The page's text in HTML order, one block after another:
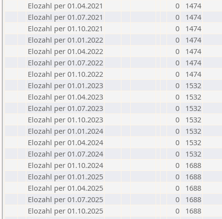
Elozahl per 01.04.2021
0
1474
Elozahl per 01.07.2021
0
1474
Elozahl per 01.10.2021
0
1474
Elozahl per 01.01.2022
0
1474
Elozahl per 01.04.2022
0
1474
Elozahl per 01.07.2022
0
1474
Elozahl per 01.10.2022
0
1474
Elozahl per 01.01.2023
0
1532
Elozahl per 01.04.2023
0
1532
Elozahl per 01.07.2023
0
1532
Elozahl per 01.10.2023
0
1532
Elozahl per 01.01.2024
0
1532
Elozahl per 01.04.2024
0
1532
Elozahl per 01.07.2024
0
1532
Elozahl per 01.10.2024
0
1688
Elozahl per 01.01.2025
0
1688
Elozahl per 01.04.2025
0
1688
Elozahl per 01.07.2025
0
1688
Elozahl per 01.10.2025
0
1688